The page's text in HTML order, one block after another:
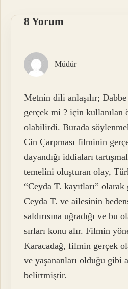
8 Yorum
Müdür
Metnin dili anlaşılır;
gerçek mi ? için kullanılan
olabilirdi. Burada
Cin Çarpması filminin
dayandığı iddiaları
temelini oluşturan olay,
“Ceyda T. kayıtları”
Ceyda T. ve ailesinin
saldırısına uğradığı ve bu
sırları konu alır. Filmin
Karacadağ, filmin gerçek
ve yaşananları olduğu gibi
belirtmiştir.